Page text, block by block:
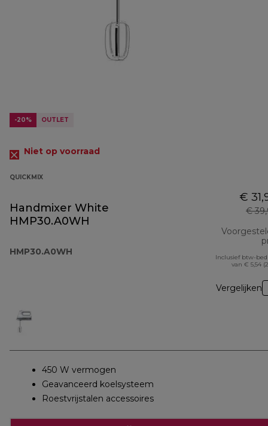
-20% OUTLET
Niet op voorraad
QUICKMIX
Handmixer White
HMP30.A0WH
HMP30.A0WH
€
€
Inclusief btw-
van € 5,54
Vergelijken
450 W vermogen
Geavanceerd koelsysteem
Roestvrijstalen accessoires